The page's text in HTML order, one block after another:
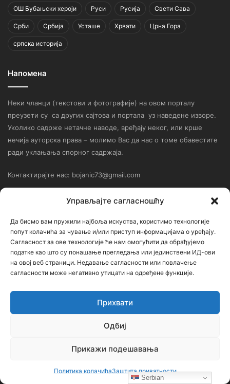
Управљајте сагласношћу
Да бисмо вам пружили најбоља искуства, користимо технологије
попут колачића за чување и/или приступ информацијама о уређају.
Сагласност за ове технологије ће нам омогућити да обрађујемо
податке као што су понашање прегледања или јединствени ИД-ови
на овој веб страници. Недавање сагласности или повлачење
сагласности може негативно утицати на одређене функције.
Прихвати
Одбиј
Прикажи подешавања
Политика колачићаЗаштита приватности
ОШ Бубањски хероји Руси Русија Свети Сава
Срби Србија Усташе Хрвати Црна Гора
српска историја
Напомена
Неки чланци (текстови и фотографије) на овом порталу
преузети су са других сајтова и портала уз наведене изворе.
Уколико садрже нетачне наводе, вређају неког, или крше
нечија ауторска права – молимо Вас да нас о томе обавестите
ради уклањања спорног садржаја.
Контактирајте нас: bojanic73@gmail.com
Ђорђе Бојанић, проф. историје – главни уредник
Седиште: Србија, 18000, Ниш
Контакт: тел. +381 652061021
администратор – bojanic73@gmail.com
утицајем ни једне политичке опције или организације. Сајт није
профитабилан, заснива се на добровољном раду.
Serbian